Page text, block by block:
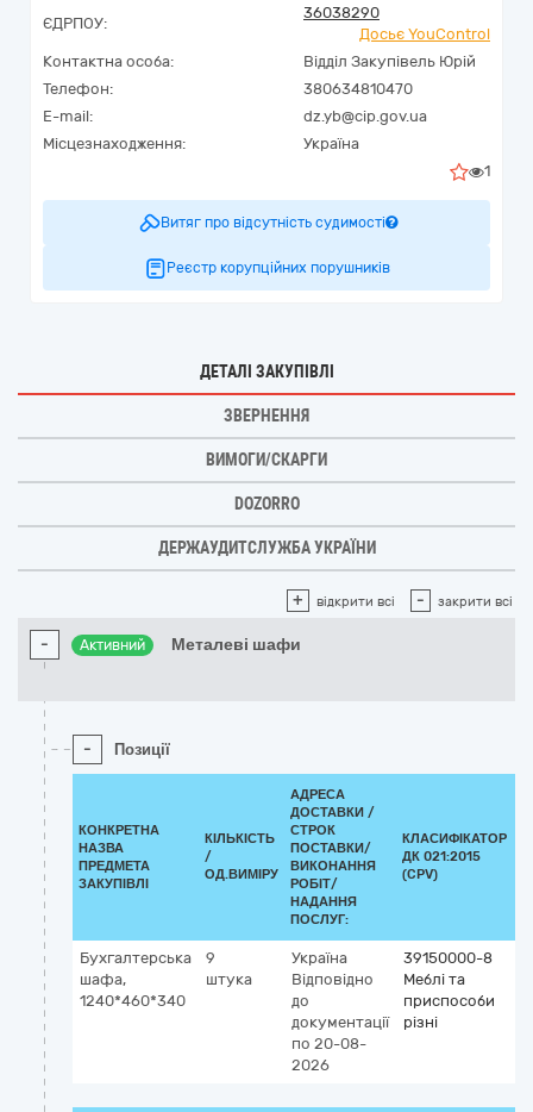
ЄДРПОУ:
36038290
Досьє YouControl
Контактна особа:
Відділ Закупівель Юрій
Телефон:
380634810470
E-mail:
dz.yb@cip.gov.ua
Місцезнаходження:
Україна
1
Витяг про відсутність судимості
Реєстр корупційних порушників
ДЕТАЛІ ЗАКУПІВЛІ
ЗВЕРНЕННЯ
ВИМОГИ/СКАРГИ
DOZORRO
ДЕРЖАУДИТСЛУЖБА УКРАЇНИ
+ відкрити всі - закрити всі
- Активний Металеві шафи
- Позиції
КОНКРЕТНА
НАЗВА
ПРЕДМЕТА
ЗАКУПІВЛІ
КІЛЬКІСТЬ
/
ОД.ВИМІРУ
АДРЕСА
ДОСТАВКИ /
СТРОК
ПОСТАВКИ/
ВИКОНАННЯ
РОБІТ/
НАДАННЯ
ПОСЛУГ:
КЛАСИФІКАТОР
ДК 021:2015
(CPV)
Бухгалтерська
шафа,
1240*460*340
9
штука
Україна
Відповідно
до
документації
по 20-08-
2026
39150000-8
Меблі та
приспособи
різні